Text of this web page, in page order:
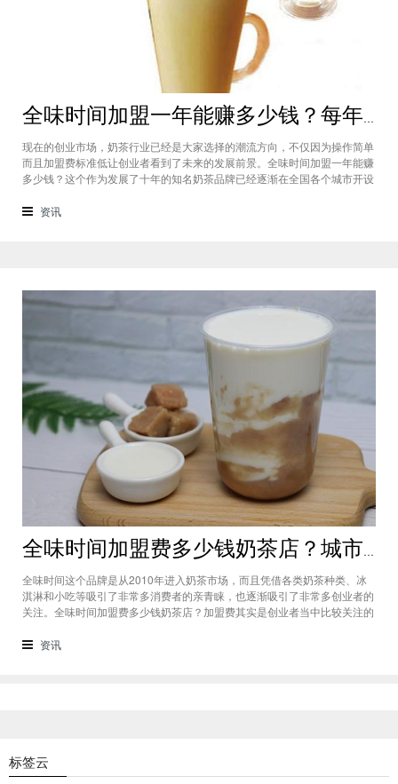
全味时间加盟一年能赚多少钱？每年利润20万庞大盈利机会等着你
现在的创业市场，奶茶行业已经是大家选择的潮流方向，不仅因为操作简单
而且加盟费标准低让创业者看到了未来的发展前景。全味时间加盟一年能赚
多少钱？这个作为发展了十年的知名奶茶品牌已经逐渐在全国各个城市开设
盟基本上每年的纯利润可以达到20万。全味时间加盟一年能赚多少钱？这个
资讯
全味时间加盟费多少钱奶茶店？城市标准不同费用也会有所不同
全味时间这个品牌是从2010年进入奶茶市场，而且凭借各类奶茶种类、冰
淇淋和小吃等吸引了非常多消费者的亲青睐，也逐渐吸引了非常多创业者的
关注。全味时间加盟费多少钱奶茶店？加盟费其实是创业者当中比较关注的
和县级城市的标准都会有所不同。全味时间加盟费多少钱奶茶店？这个问题
资讯
标签云